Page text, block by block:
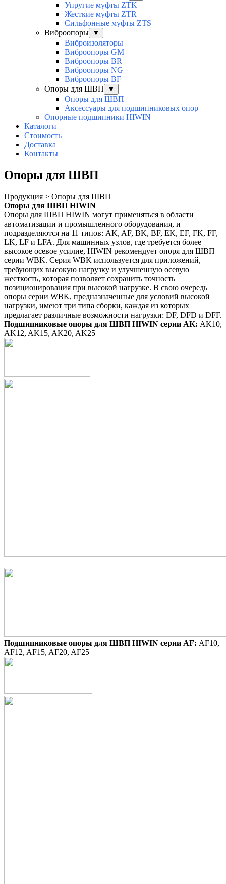
Упругие муфты ZTK
Жесткие муфты ZTR
Сильфонные муфты ZTS
Виброопоры
▼
Виброизоляторы
Виброопоры GM
Виброопоры BR
Виброопоры NG
Виброопоры BF
Опоры для ШВП
▼
Опоры для ШВП
Аксессуары для подшипниковых опор
Опорные подшипники HIWIN
Каталоги
Стоимость
Доставка
Контакты
Опоры для ШВП
Продукция > Опоры для ШВП
Опоры для ШВП HIWIN
Опоры для ШВП HIWIN могут применяться в области
автоматизации и промышленного оборудования, и
подразделяются на 11 типов: AK, AF, BK, BF, EK, EF, FK, FF,
LK, LF и LFA. Для машинных узлов, где требуется более
высокое осевое усилие, HIWIN рекомендует опоря для ШВП
серии WBK. Серия WBK используется для приложений,
требующих высокую нагрузку и улучшенную осевую
жесткость, которая позволяет сохранить точность
позиционирования при высокой нагрузке. В свою очередь
опоры серии WBK, предназначенные для условий высокой
нагрузки, имеют три типа сборки, каждая из которых
предлагает различные возможности нагрузки: DF, DFD и DFF.
Подшипниковые опоры для ШВП HIWIN серии AK: AK10,
AK12, AK15, AK20, AK25
Подшипниковые опоры для ШВП HIWIN серии AF: AF10,
AF12, AF15, AF20, AF25